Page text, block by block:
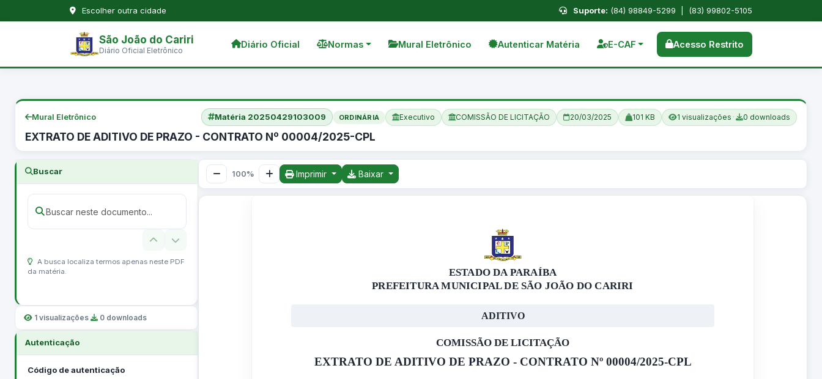
Escolher outra cidade Suporte: (84) 98849-5299 | (83) 99802-5105
São João do Cariri
Diário Oficial Eletrônico
Diário Oficial Normas Mural Eletrônico Autenticar Matéria E-CAF Acesso Restrito
Mural Eletrônico Matéria 20250429103009 ORDINÁRIA Executivo COMISSÃO DE LICITAÇÃO 20/03/2025 101 KB 1 visualizações · 0 downloads
EXTRATO DE ADITIVO DE PRAZO - CONTRATO Nº 00004/2025-CPL
Buscar
A busca localiza termos apenas neste PDF
da matéria.
1 visualizações 0 downloads
Autenticação
Código de autenticação
100% Imprimir Baixar
ESTADO DA PARAÍBA
PREFEITURA MUNICIPAL DE SÃO JOÃO DO CARIRI
ADITIVO
COMISSÃO DE LICITAÇÃO
EXTRATO DE ADITIVO DE PRAZO - CONTRATO Nº 00004/2025-CPL